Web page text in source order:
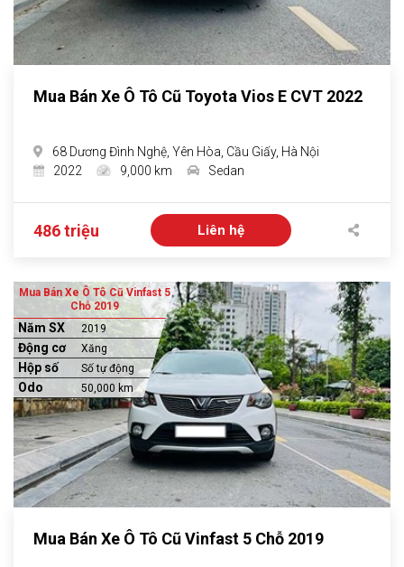
Mua Bán Xe Ô Tô Cũ Toyota Vios E CVT 2022
68 Dương Đình Nghệ, Yên Hòa, Cầu Giấy, Hà Nội
2022
9,000 km Sedan
486 triệu Liên hệ
Mua Bán Xe Ô Tô Cũ Vinfast 5
Chỗ 2019
Năm SX 2019
Động cơ Xăng
Hộp số Số tự động
Odo 50,000 km
Mua Bán Xe Ô Tô Cũ Vinfast 5 Chỗ 2019